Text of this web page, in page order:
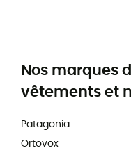
Nos marques
vêtements et
Patagonia
Ortovox